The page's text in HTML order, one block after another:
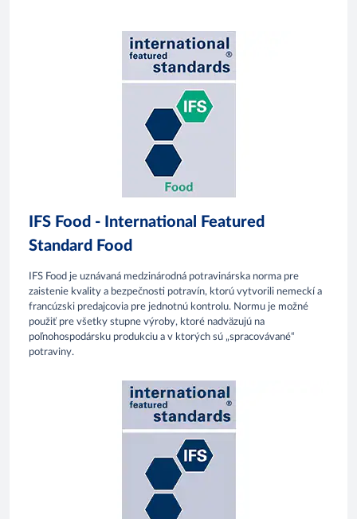
IFS Food - International Featured
Standard Food
IFS Food je uznávaná medzinárodná potravinárska norma pre
zaistenie kvality a bezpečnosti potravín, ktorú vytvorili nemeckí a
francúzski predajcovia pre jednotnú kontrolu. Normu je možné
použiť pre všetky stupne výroby, ktoré nadväzujú na
poľnohospodársku produkciu a v ktorých sú „spracovávané“
potraviny.